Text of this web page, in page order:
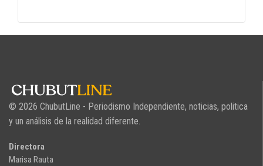
© 2026 ChubutLine - Periodismo Independiente, noticias, politica
y un análisis de la realidad diferente.
Directora
Marisa Rauta